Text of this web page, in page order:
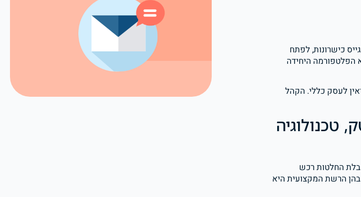
כישרונות, לפתח
הפלטפורמה היחידה
לעסק כללי. הקהל
טכנולוגיה
החלטות רכש
הרשת המקצועית היא